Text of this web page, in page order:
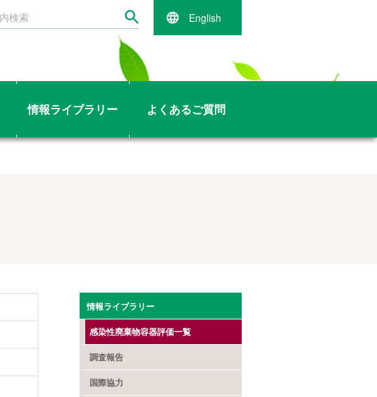
English
情報ライブラリー よくあるご質問
情報ライブラリー
感染性廃棄物容器評価一覧
調査報告
国際協力